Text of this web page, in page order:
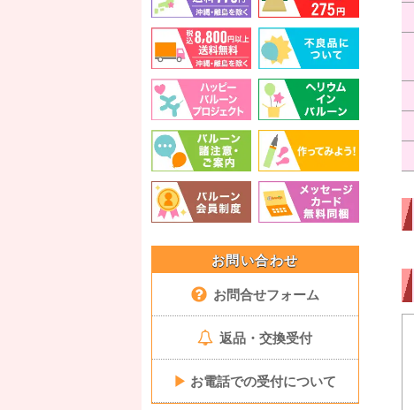
お問い合わせ
お問合せフォーム
返品・交換受付
▶ お電話での受付について